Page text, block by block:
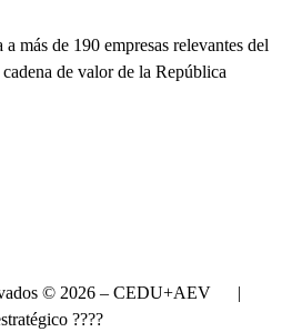
más de 190 empresas relevantes del
de valor de la República
© 2026 – CEDU+AEV |
????